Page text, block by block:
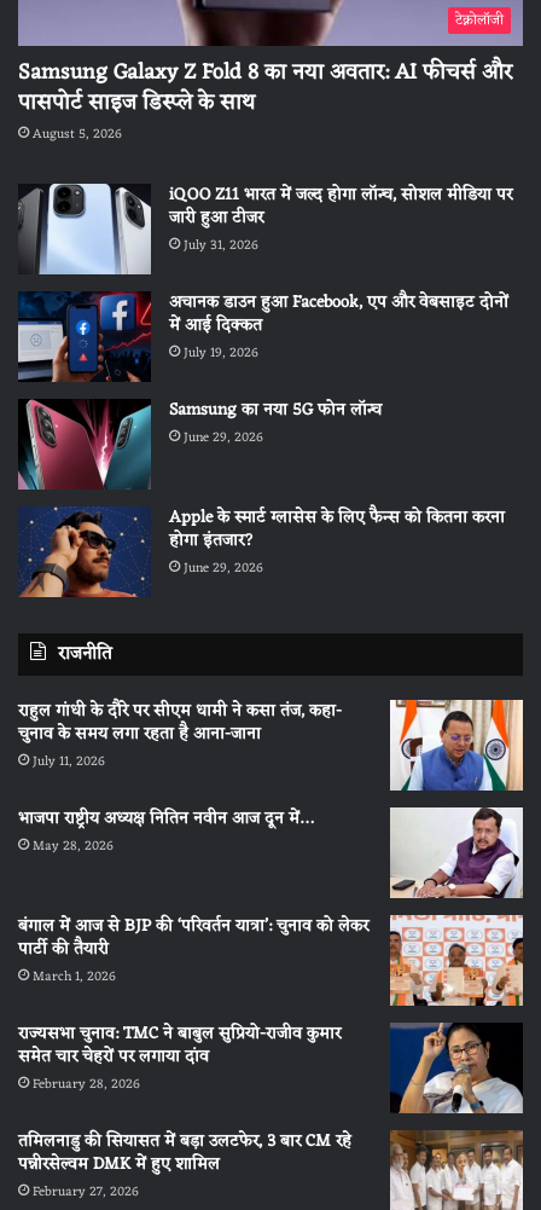
टेक्नोलॉजी
Samsung Galaxy Z Fold 8 का नया अवतार: AI फीचर्स और
पासपोर्ट साइज डिस्प्ले के साथ
August 5, 2026
iQOO Z11 भारत में जल्द होगा लॉन्च, सोशल मीडिया पर
जारी हुआ टीजर
July 31, 2026
अचानक डाउन हुआ Facebook, एप और वेबसाइट दोनों
में आई दिक्कत
July 19, 2026
Samsung का नया 5G फोन लॉन्च
June 29, 2026
Apple के स्मार्ट ग्लासेस के लिए फैन्स को कितना करना
होगा इंतजार?
June 29, 2026
राजनीति
राहुल गांधी के दौरे पर सीएम धामी ने कसा तंज, कहा-
चुनाव के समय लगा रहता है आना-जाना
July 11, 2026
भाजपा राष्ट्रीय अध्यक्ष नितिन नवीन आज दून में…
May 28, 2026
बंगाल में आज से BJP की ‘परिवर्तन यात्रा’: चुनाव को लेकर
पार्टी की तैयारी
March 1, 2026
राज्यसभा चुनाव: TMC ने बाबुल सुप्रियो-राजीव कुमार
समेत चार चेहरों पर लगाया दांव
February 28, 2026
तमिलनाडु की सियासत में बड़ा उलटफेर, 3 बार CM रहे
पन्नीरसेल्वम DMK में हुए शामिल
February 27, 2026